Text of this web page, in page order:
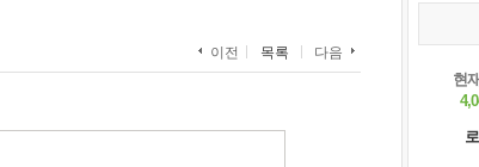
이전 목록 다음
현